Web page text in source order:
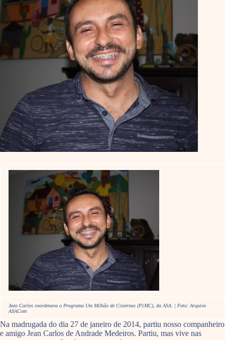
Jean Carlos coordenava o Programa Um Milhão de Cisternas (P1MC), da ASA. | Foto: Arquivo
ASACom
Na madrugada do dia 27 de janeiro de 2014, partiu nosso companheiro
e amigo Jean Carlos de Andrade Medeiros. Partiu, mas vive nas